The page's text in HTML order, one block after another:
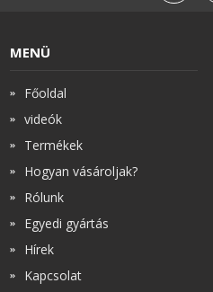
MENÜ
Főoldal
videók
Termékek
Hogyan vásároljak?
Rólunk
Egyedi gyártás
Hírek
Kapcsolat